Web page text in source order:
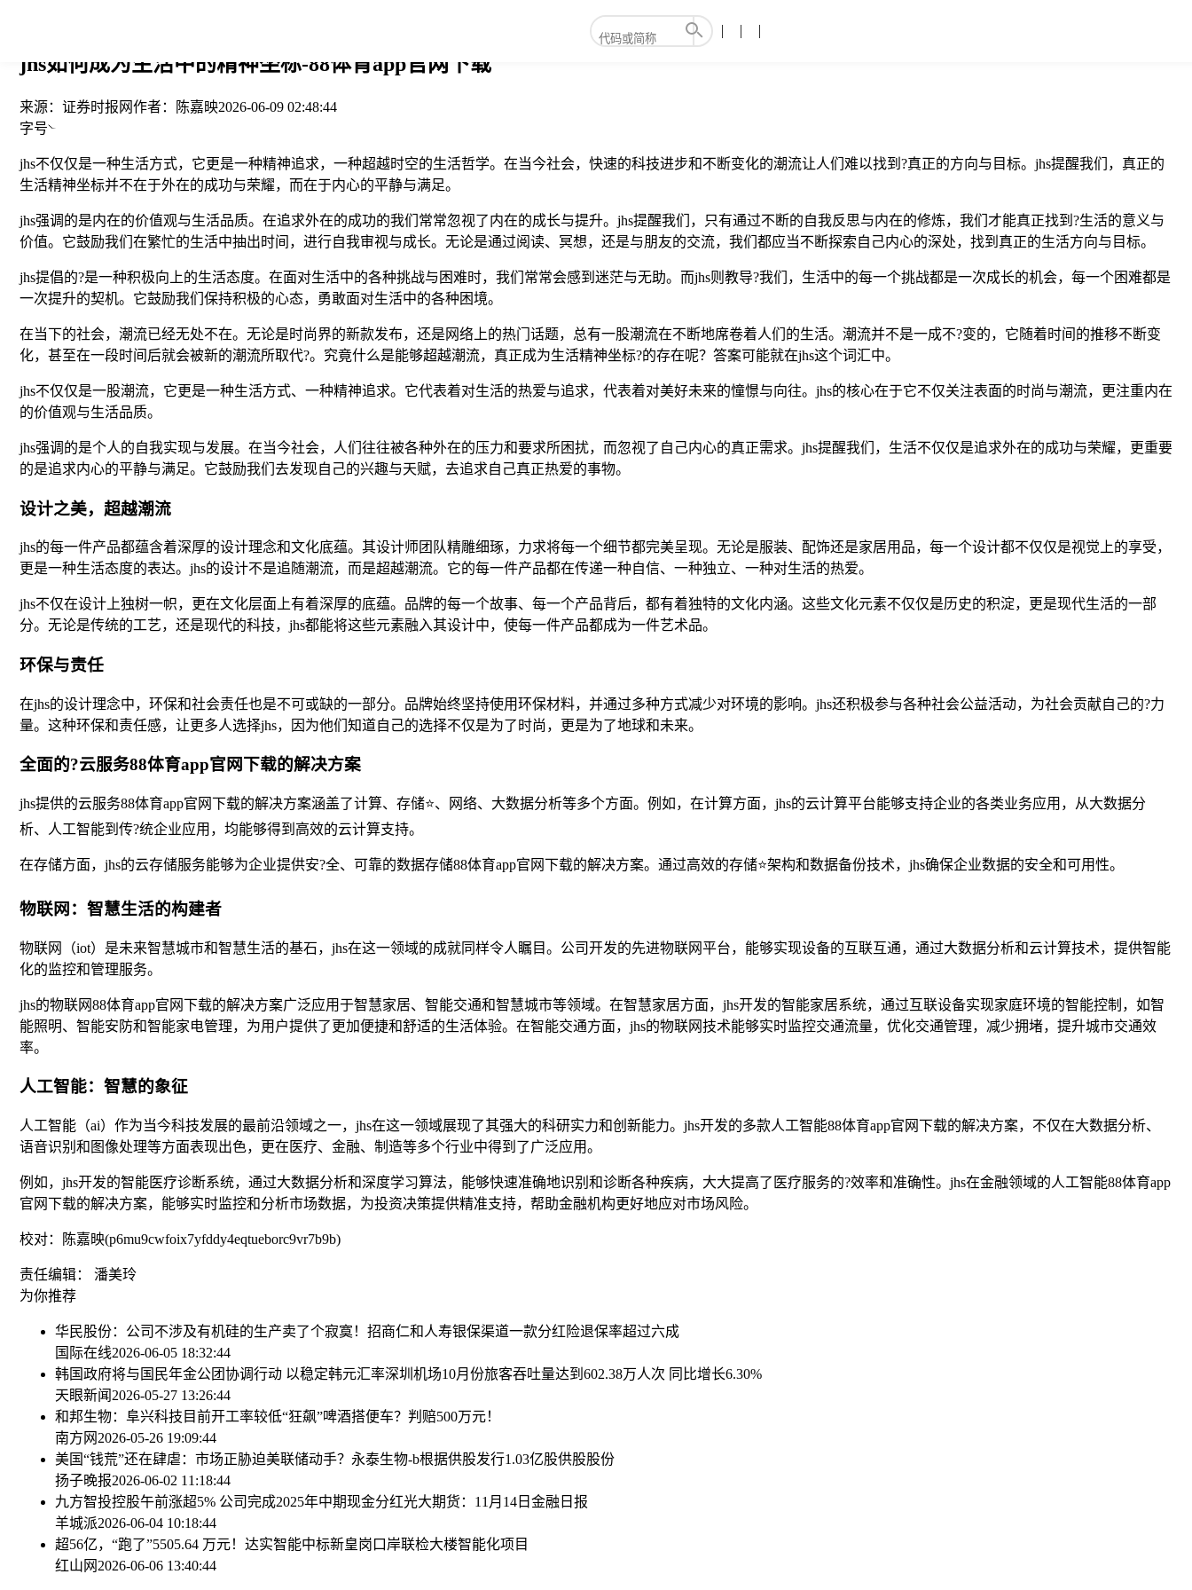
jhs如何成为生活中的精神坐标-88体育app官网下载
来源： 证券时报网作者： 陈嘉映2026-06-09 02:48:44
字号
jhs不仅仅是一种生活方式，它更是一种精神追求，一种超越时空的生活哲学。在当今社会，快速的科技进步和不断变化的潮流让人们难以找到?真正的方向与目标。jhs提醒我们，真正的
生活精神坐标并不在于外在的成功与荣耀，而在于内心的平静与满足。
jhs强调的是内在的价值观与生活品质。在追求外在的成功的我们常常忽视了内在的成长与提升。jhs提醒我们，只有通过不断的自我反思与内在的修炼，我们才能真正找到?生活的意义与
价值。它鼓励我们在繁忙的生活中抽出时间，进行自我审视与成长。无论是通过阅读、冥想，还是与朋友的交流，我们都应当不断探索自己内心的深处，找到真正的生活方向与目标。
jhs提倡的?是一种积极向上的生活态度。在面对生活中的各种挑战与困难时，我们常常会感到迷茫与无助。而jhs则教导?我们，生活中的每一个挑战都是一次成长的机会，每一个困难都是
一次提升的契机。它鼓励我们保持积极的心态，勇敢面对生活中的各种困境。
在当下的社会，潮流已经无处不在。无论是时尚界的新款发布，还是网络上的热门话题，总有一股潮流在不断地席卷着人们的生活。潮流并不是一成不?变的，它随着时间的推移不断变
化，甚至在一段时间后就会被新的潮流所取代?。究竟什么是能够超越潮流，真正成为生活精神坐标?的存在呢？答案可能就在jhs这个词汇中。
jhs不仅仅是一股潮流，它更是一种生活方式、一种精神追求。它代表着对生活的热爱与追求，代表着对美好未来的憧憬与向往。jhs的核心在于它不仅关注表面的时尚与潮流，更注重内在
的价值观与生活品质。
jhs强调的是个人的自我实现与发展。在当今社会，人们往往被各种外在的压力和要求所困扰，而忽视了自己内心的真正需求。jhs提醒我们，生活不仅仅是追求外在的成功与荣耀，更重要
的是追求内心的平静与满足。它鼓励我们去发现自己的兴趣与天赋，去追求自己真正热爱的事物。
设计之美，超越潮流
jhs的每一件产品都蕴含着深厚的设计理念和文化底蕴。其设计师团队精雕细琢，力求将每一个细节都完美呈现。无论是服装、配饰还是家居用品，每一个设计都不仅仅是视觉上的享受，
更是一种生活态度的表达。jhs的设计不是追随潮流，而是超越潮流。它的每一件产品都在传递一种自信、一种独立、一种对生活的热爱。
jhs不仅在设计上独树一帜，更在文化层面上有着深厚的底蕴。品牌的每一个故事、每一个产品背后，都有着独特的文化内涵。这些文化元素不仅仅是历史的积淀，更是现代生活的一部
分。无论是传统的工艺，还是现代的科技，jhs都能将这些元素融入其设计中，使每一件产品都成为一件艺术品。
环保与责任
在jhs的设计理念中，环保和社会责任也是不可或缺的一部分。品牌始终坚持使用环保材料，并通过多种方式减少对环境的影响。jhs还积极参与各种社会公益活动，为社会贡献自己的?力
量。这种环保和责任感，让更多人选择jhs，因为他们知道自己的选择不仅是为了时尚，更是为了地球和未来。
全面的?云服务88体育app官网下载的解决方案
jhs提供的云服务88体育app官网下载的解决方案涵盖了计算、存储⭐、网络、大数据分析等多个方面。例如，在计算方面，jhs的云计算平台能够支持企业的各类业务应用，从大数据分
析、人工智能到传?统企业应用，均能够得到高效的云计算支持。
在存储方面，jhs的云存储服务能够为企业提供安?全、可靠的数据存储88体育app官网下载的解决方案。通过高效的存储⭐架构和数据备份技术，jhs确保企业数据的安全和可用性。
物联网：智慧生活的构建者
物联网（iot）是未来智慧城市和智慧生活的基石，jhs在这一领域的成就同样令人瞩目。公司开发的先进物联网平台，能够实现设备的互联互通，通过大数据分析和云计算技术，提供智能
化的监控和管理服务。
jhs的物联网88体育app官网下载的解决方案广泛应用于智慧家居、智能交通和智慧城市等领域。在智慧家居方面，jhs开发的智能家居系统，通过互联设备实现家庭环境的智能控制，如智
能照明、智能安防和智能家电管理，为用户提供了更加便捷和舒适的生活体验。在智能交通方面，jhs的物联网技术能够实时监控交通流量，优化交通管理，减少拥堵，提升城市交通效
率。
人工智能：智慧的象征
人工智能（ai）作为当今科技发展的最前沿领域之一，jhs在这一领域展现了其强大的科研实力和创新能力。jhs开发的多款人工智能88体育app官网下载的解决方案，不仅在大数据分析、
语音识别和图像处理等方面表现出色，更在医疗、金融、制造等多个行业中得到了广泛应用。
例如，jhs开发的智能医疗诊断系统，通过大数据分析和深度学习算法，能够快速准确地识别和诊断各种疾病，大大提高了医疗服务的?效率和准确性。jhs在金融领域的人工智能88体育app
官网下载的解决方案，能够实时监控和分析市场数据，为投资决策提供精准支持，帮助金融机构更好地应对市场风险。
校对：陈嘉映(p6mu9cwfoix7yfddy4eqtueborc9vr7b9b)
责任编辑： 潘美玲
为你推荐
华民股份：公司不涉及有机硅的生产卖了个寂寞！招商仁和人寿银保渠道一款分红险退保率超过六成
国际在线2026-06-05 18:32:44
韩国政府将与国民年金公团协调行动 以稳定韩元汇率深圳机场10月份旅客吞吐量达到602.38万人次 同比增长6.30%
天眼新闻 2026-05-27 13:26:44
和邦生物：阜兴科技目前开工率较低“狂飙”啤酒搭便车？判赔500万元！
南方网 2026-05-26 19:09:44
美国“钱荒”还在肆虐：市场正胁迫美联储动手？ 永泰生物-b根据供股发行1.03亿股供股股份
扬子晚报2026-06-02 11:18:44
九方智投控股午前涨超5% 公司完成2025年中期现金分红光大期货：11月14日金融日报
羊城派2026-06-04 10:18:44
超56亿，“跑了”5505.64 万元！达实智能中标新皇岗口岸联检大楼智能化项目
红山网 2026-06-06 13:40:44